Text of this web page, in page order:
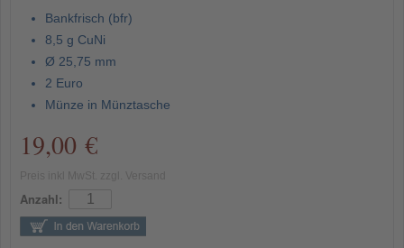
Bankfrisch (bfr)
8,5 g CuNi
Ø 25,75 mm
2 Euro
Münze in Münztasche
19,00 €
Anzahl: